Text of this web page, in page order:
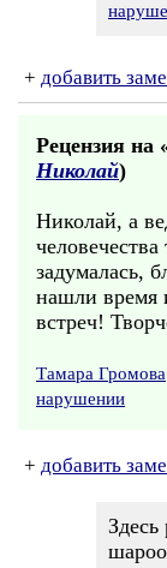
+ добавить
Рецензия на
Николай)
Николай, а
задумалась,
нашли время
встреч!
Тамара Громова
нарушении
+ добавить
Здесь